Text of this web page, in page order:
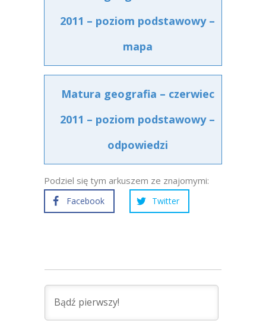
2011 – poziom podstawowy –
mapa
Matura geografia – czerwiec
2011 – poziom podstawowy –
odpowiedzi
Podziel się tym arkuszem ze znajomymi:
Facebook Twitter